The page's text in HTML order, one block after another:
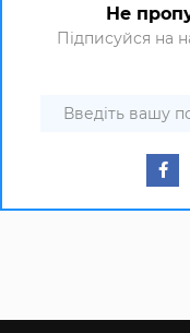
Не
Підписуйся на